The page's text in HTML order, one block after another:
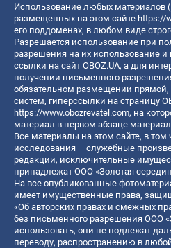
Использование любых материалов
размещенных на этом сайте https://
его поддоменах, в любом виде
Разрешается использование при
разрешения на их использование и
ссылки на сайт OBOZ.UA, а для
получении письменного
обязательном размещении прямой,
систем, гиперссылки на страницу
https://www.obozrevatel.com, на
материал в первом абзаце
Все материалы на этом сайте, в том
исследования – служебные
редакции, исключительные
принадлежат ООО «Золотая
На все опубликованные
имеет имущественные права,
«Об авторских правах и смежных
без письменного разрешения ООО
использовать, они не подлежат
переводу, распространению в